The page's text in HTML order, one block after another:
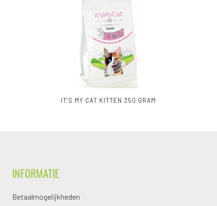
IT’S MY CAT KITTEN 350 GRAM
INFORMATIE
Betaalmogelijkheden